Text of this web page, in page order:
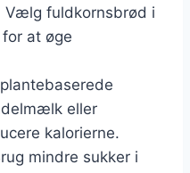
Vælg fuldkornsbrød i
at øge
eller
kalorierne.
mindre sukker i